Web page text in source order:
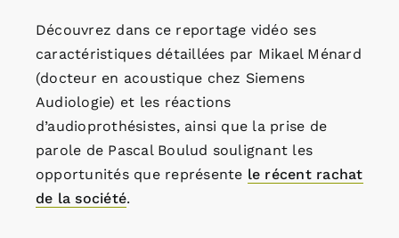
Découvrez dans ce reportage vidéo ses
caractéristiques détaillées par Mikael Ménard
(docteur en acoustique chez Siemens
Audiologie) et les réactions
d’audioprothésistes, ainsi que la prise de
parole de Pascal Boulud soulignant les
opportunités que représente le récent rachat
de la société.